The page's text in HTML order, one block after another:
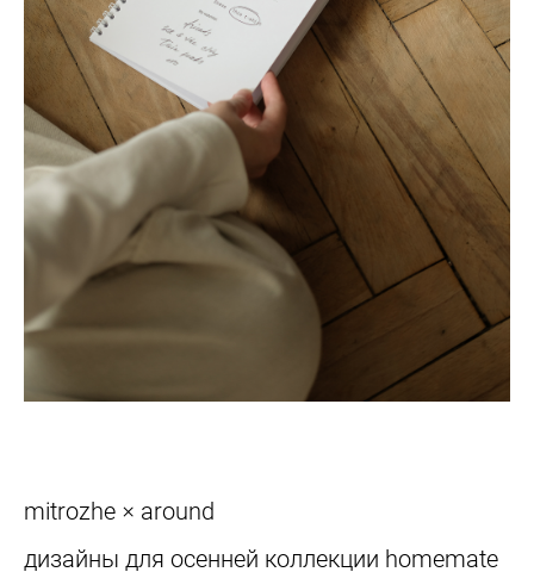
mitrozhe × around
дизайны для осенней коллекции homemate